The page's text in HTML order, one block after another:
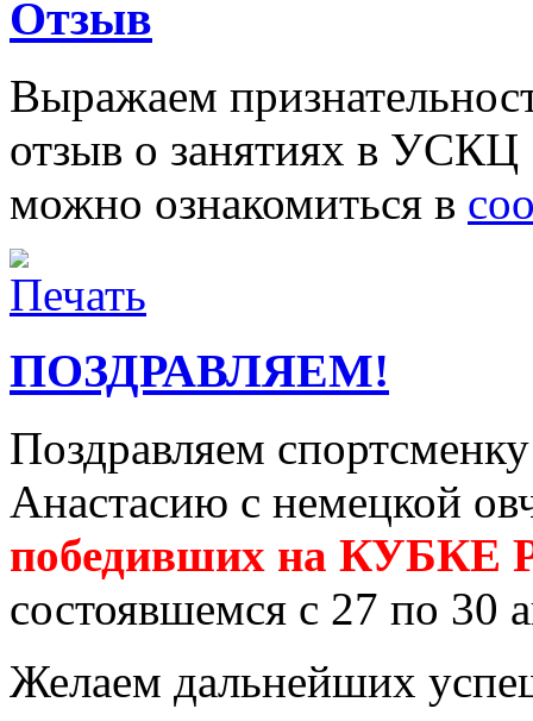
Отзыв
Выражаем
отзыв о занятиях в УСКЦ
можно ознакомиться в
ПОЗДРАВЛЯЕМ!
Поздравляем
Анастасию с немецкой
победивших на КУБКЕ
состоявшемся с 27 по 30
Желаем дальнейших